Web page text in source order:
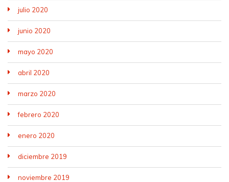
julio 2020
junio 2020
mayo 2020
abril 2020
marzo 2020
febrero 2020
enero 2020
diciembre 2019
noviembre 2019